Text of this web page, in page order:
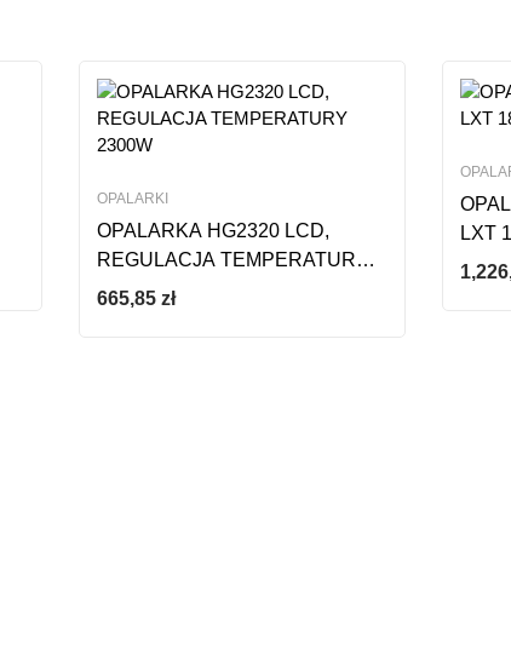
OPALARKI
OPALARKA HG2320 LCD,
REGULACJA TEMPERATURY
2300W
665,85 zł
LXT